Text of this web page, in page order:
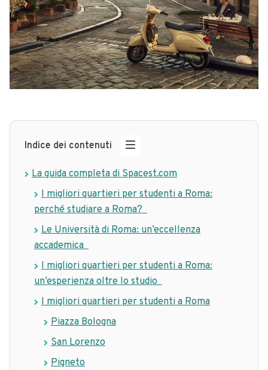
Indice dei contenuti
La guida completa di Spacest.com
I migliori quartieri per studenti a Roma:
perché studiare a Roma?
Le Università di Roma: un’eccellenza
accademica
I migliori quartieri per studenti a Roma:
un’esperienza oltre lo studio
I migliori quartieri per studenti a Roma
Piazza Bologna
San Lorenzo
Pigneto